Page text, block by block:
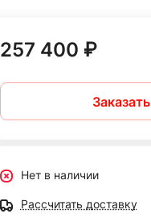
257 400 ₽
Заказать
Нет в наличии
Рассчитать доставку